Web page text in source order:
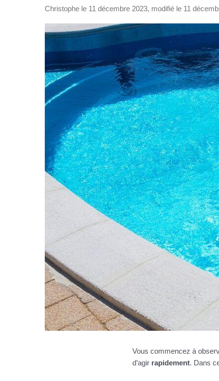
Christophe le 11 décembre 2023, modifié le 11
Vous commencez à
d’agir rapidement. Dans